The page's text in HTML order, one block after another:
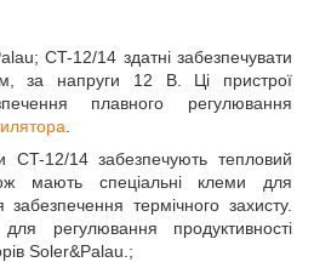
CT-12/14 здатні забезпечувати
за напруги 12 В. Ці пристрої
плавного регулювання
CT-12/14 забезпечують тепловий
мають спеціальні клеми для
забезпечення термічного захисту.
регулювання продуктивності
Soler&Palau.;